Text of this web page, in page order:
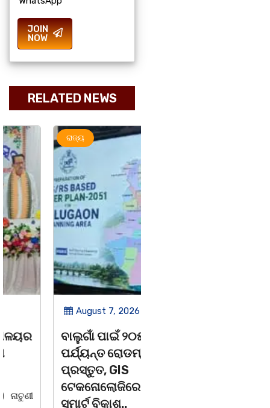
JOIN
NOW
RELATED NEWS
ରାଜ୍ୟ
August 7, 2026
ବାଲୁଗାଁ ପାଇଁ ୨୦୫୧
ପର୍ଯ୍ୟନ୍ତ ରୋଡମ୍ୟାପ୍
ପ୍ରସ୍ତୁତ, GIS
ଟେକନୋଲୋଜିରେ ହେବ
ସ୍ମାର୍ଟ ବିକାଶ..